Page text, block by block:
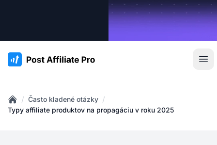
:site.title
Home
/ Často kladené otázky /
Typy affiliate produktov na propagáciu v roku 2025